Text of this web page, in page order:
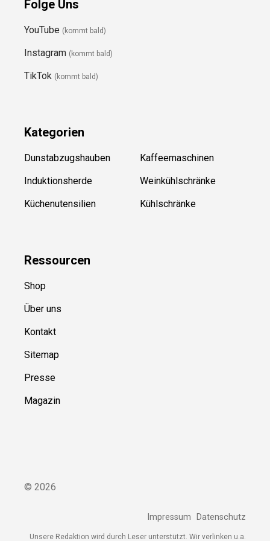
Folge Uns
YouTube (kommt bald)
Instagram (kommt bald)
TikTok (kommt bald)
Kategorien
Dunstabzugshauben
Induktionsherde
Küchenutensilien
Kaffeemaschinen
Weinkühlschränke
Kühlschränke
Ressourcen
Shop
Über uns
Kontakt
Sitemap
Presse
Magazin
© 2026
Impressum Datenschutz
Unsere Redaktion wird durch Leser unterstützt. Wir verlinken u.a.